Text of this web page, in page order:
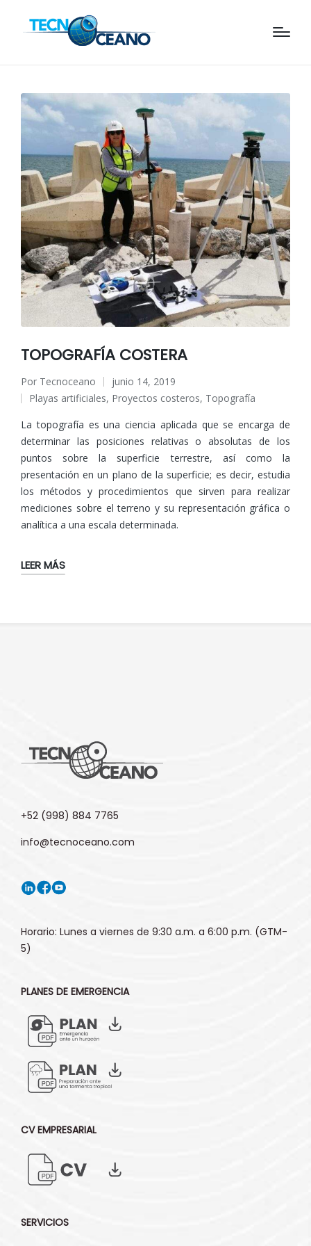
TOPOGRAFÍA COSTERA
Publicado
por
Por Tecnoceano
junio 14, 2019
Publicado
en
Playas artificiales, Proyectos costeros, Topografía
La topografía es una ciencia aplicada que se encarga de
determinar las posiciones relativas o absolutas de los
puntos sobre la superficie terrestre, así como la
presentación en un plano de la superficie; es decir, estudia
los métodos y procedimientos que sirven para realizar
mediciones sobre el terreno y su representación gráfica o
analítica a una escala determinada.
LEER MÁS
+52 (998) 884 7765
info@tecnoceano.com
Horario: Lunes a viernes de 9:30 a.m. a 6:00 p.m. (GTM-
5)
PLANES DE EMERGENCIA
CV EMPRESARIAL
SERVICIOS